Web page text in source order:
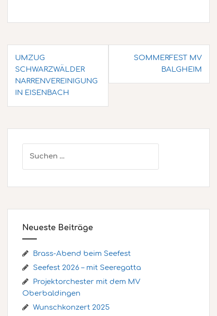
UMZUG
SCHWARZWÄLDER
NARRENVEREINIGUNG
IN EISENBACH
SOMMERFEST MV
BALGHEIM
nach:
Neueste Beiträge
Brass-Abend beim Seefest
Seefest 2026 – mit Seeregatta
Projektorchester mit dem MV
Oberbaldingen
Wunschkonzert 2025